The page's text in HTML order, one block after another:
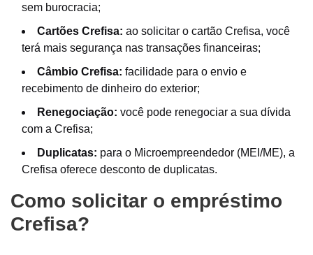
sem burocracia;
Cartões Crefisa: ao solicitar o cartão Crefisa, você
terá mais segurança nas transações financeiras;
Câmbio Crefisa: facilidade para o envio e
recebimento de dinheiro do exterior;
Renegociação: você pode renegociar a sua dívida
com a Crefisa;
Duplicatas: para o Microempreendedor (MEI/ME), a
Crefisa oferece desconto de duplicatas.
Como solicitar o empréstimo
Crefisa?